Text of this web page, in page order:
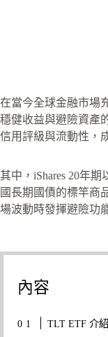
在當今全球金融市場
穩健收益與避險資產
信用評級與流動性，
其中，iShares 20年
國長期國債的標竿商
場波動時發揮避險功
內容
TLT ETF 介紹